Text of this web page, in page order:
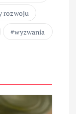
rozwoju
wyzwania